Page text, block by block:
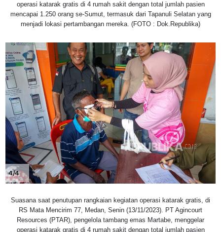
operasi katarak gratis di 4 rumah sakit dengan total jumlah pasien
mencapai 1.250 orang se-Sumut, termasuk dari Tapanuli Selatan yang
menjadi lokasi pertambangan mereka. (FOTO : Dok.Republika)
4/4
Suasana saat penutupan rangkaian kegiatan operasi katarak gratis, di
RS Mata Mencirim 77, Medan, Senin (13/11/2023). PT Agincourt
Resources (PTAR), pengelola tambang emas Martabe, menggelar
operasi katarak gratis di 4 rumah sakit dengan total jumlah pasien